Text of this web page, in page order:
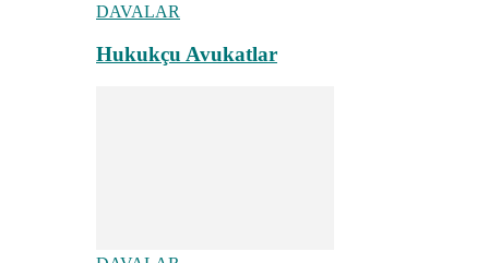
DAVALAR
Hukukçu Avukatlar